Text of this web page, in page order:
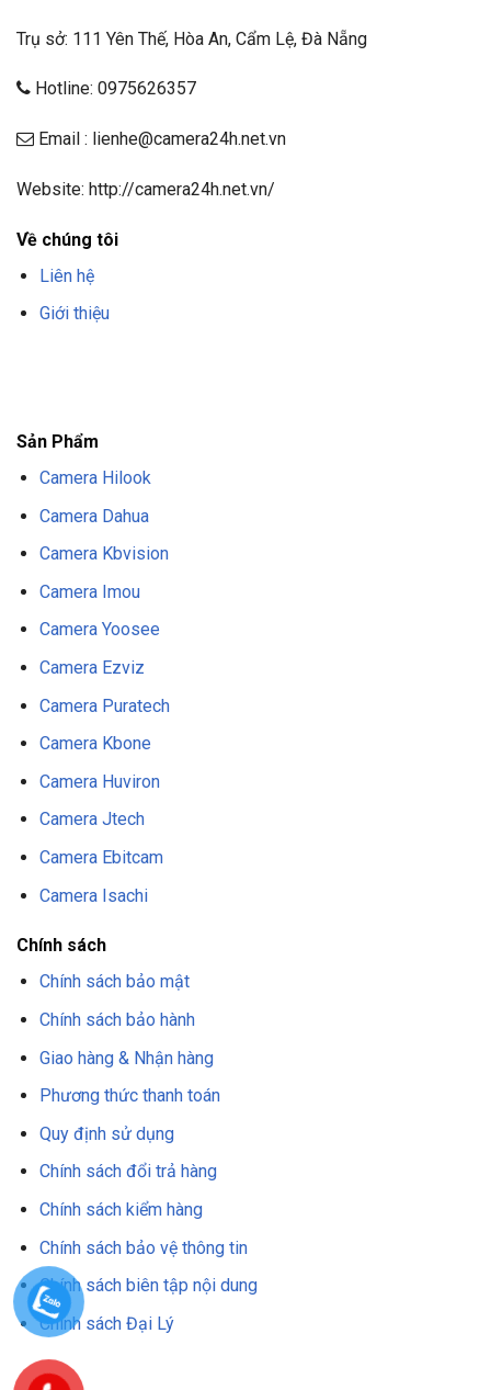
Trụ sở: 111 Yên Thế, Hòa An, Cẩm Lệ, Đà Nẵng
Hotline: 0975626357
Email : lienhe@camera24h.net.vn
Website: http://camera24h.net.vn/
Về chúng tôi
Liên hệ
Giới thiệu
Sản Phẩm
Camera Hilook
Camera Dahua
Camera Kbvision
Camera Imou
Camera Yoosee
Camera Ezviz
Camera Puratech
Camera Kbone
Camera Huviron
Camera Jtech
Camera Ebitcam
Camera Isachi
Chính sách
Chính sách bảo mật
Chính sách bảo hành
Giao hàng & Nhận hàng
Phương thức thanh toán
Quy định sử dụng
Chính sách đổi trả hàng
Chính sách kiểm hàng
Chính sách bảo vệ thông tin
Chính sách biên tập nội dung
Chính sách Đại Lý